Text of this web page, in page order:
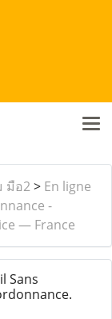
มือ2> En ligne
-
— France
Sans